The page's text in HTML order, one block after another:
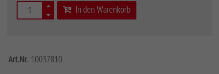
In den Warenkorb
Art.Nr. 10037810